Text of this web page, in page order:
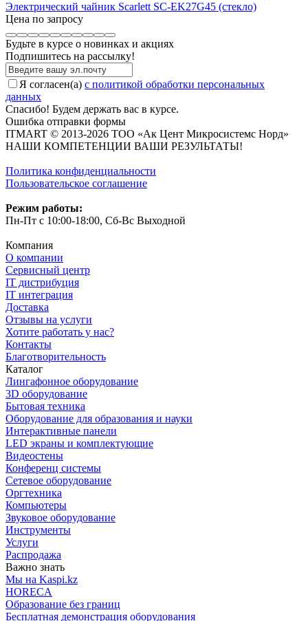
Электрический чайник Scarlett SC-EK27G45 (стекло)
Цена по запросу
Будьте в курсе о новинках и акциях
Подпишитесь на рассылкy!
Я согласен(a) с политикой обработки персональных
данных
Спасибо! Будем держать вас в курсе.
Ошибка отправки формы
ITMART © 2013-2026 ТОО «Ак Цент Микросистемс Норд»
НАШИ КОМПЕТЕНЦИИ ВАШИ РЕЗУЛЬТАТЫ!
Политика конфиденциальности
Пользовательское соглашение
Режим работы:
Пн-Пт с 10:00-18:00, Сб-Вс Выходной
Компания
О компании
Сервисный центр
IT дистрибуция
IT интеграция
Доставка
Отзывы на услуги
Хотите работать у нас?
Контакты
Благотворительность
Каталог
Лингафонное оборудование
3D оборудование
Бытовая техника
Оборудование для образования и науки
Интерактивные панели
LED экраны и комплектующие
Видеостены
Конференц системы
Сетевое оборудование
Оргтехника
Компьютеры
Звуковое оборудование
Инструменты
Услуги
Распродажа
Важно знать
Мы на Kaspi.kz
HORECA
Образование без границ
Бесплатная демонстрация оборудования